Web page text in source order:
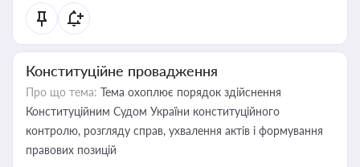
Конституційне провадження
Про що тема: Тема охоплює порядок здійснення
Конституційним Судом України конституційного
контролю, розгляду справ, ухвалення актів і формування
правових позицій